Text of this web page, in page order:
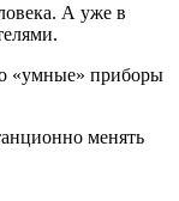
А уже в
«умные» приборы
менять